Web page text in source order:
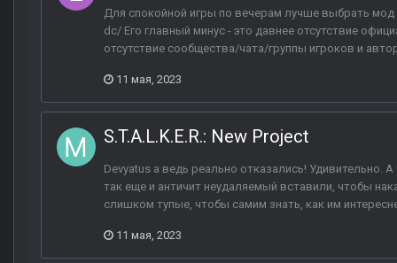
Для спокойной игры по вечерам лучше выбрать
dc/ Его главный минус - это давнее отсутствие
отсутствие сообщества/чата/группы игроков и
11 мая, 2023
S.T.A.L.K.E.R.: New Project
Devyatus а ведь реально отказались! Удивительно.
так еще и античит неудаляемый вставили, чтобы
слишком тупые, чтобы самим знать, как им
11 мая, 2023